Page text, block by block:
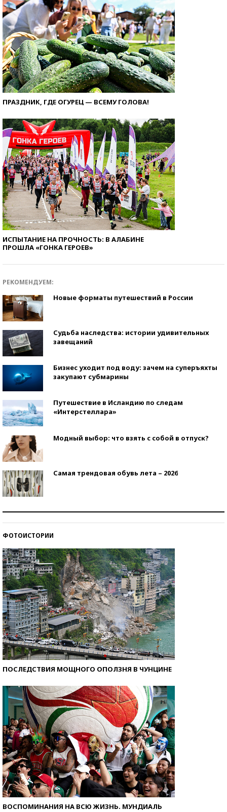
ПРАЗДНИК, ГДЕ ОГУРЕЦ — ВСЕМУ ГОЛОВА!
ИСПЫТАНИЕ НА ПРОЧНОСТЬ: В АЛАБИНЕ
ПРОШЛА «ГОНКА ГЕРОЕВ»
РЕКОМЕНДУЕМ:
Новые форматы путешествий в России
Судьба наследства: истории удивительных
завещаний
Бизнес уходит под воду: зачем на суперъяхты
закупают субмарины
Путешествие в Исландию по следам
«Интерстеллара»
Модный выбор: что взять с собой в отпуск?
Самая трендовая обувь лета – 2026
ФОТОИСТОРИИ
ПОСЛЕДСТВИЯ МОЩНОГО ОПОЛЗНЯ В ЧУНЦИНЕ
ВОСПОМИНАНИЯ НА ВСЮ ЖИЗНЬ. МУНДИАЛЬ